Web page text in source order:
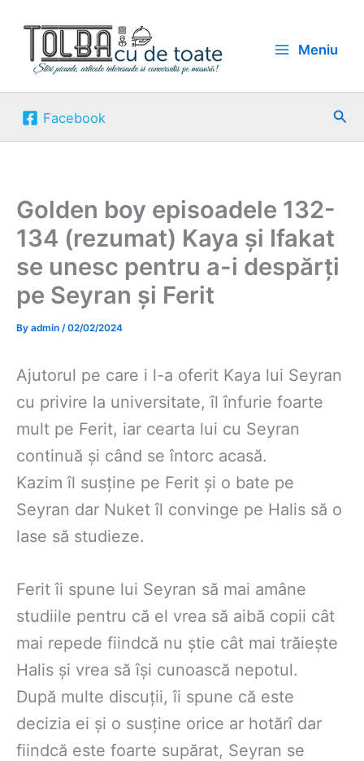
content
Meniu
Facebook
Golden boy episoadele 132-
134 (rezumat) Kaya și Ifakat
se unesc pentru a-i despărți
pe Seyran și Ferit
By admin /02/02/2024
Ajutorul pe care i l-a oferit Kaya lui Seyran
cu privire la universitate, îl înfurie foarte
mult pe Ferit, iar cearta lui cu Seyran
continuă și când se întorc acasă.
Kazim îl susține pe Ferit și o bate pe
Seyran dar Nuket îl convinge pe Halis să o
lase să studieze.
Ferit îi spune lui Seyran să mai amâne
studiile pentru că el vrea să aibă copii cât
mai repede fiindcă nu știe cât mai trăiește
Halis și vrea să își cunoască nepotul.
După multe discuții, îi spune că este
decizia ei și o susține orice ar hotărî dar
fiindcă este foarte supărat, Seyran se